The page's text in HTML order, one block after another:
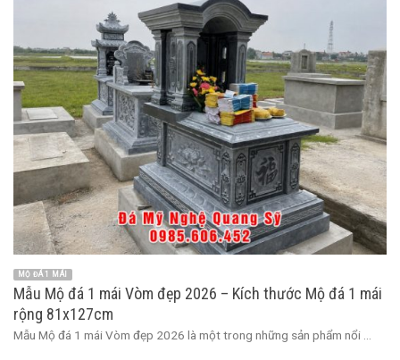
MỘ ĐÁ 1 MÁI
Mẫu Mộ đá 1 mái Vòm đẹp 2026 – Kích thước Mộ đá 1 mái
rộng 81x127cm
Mẫu Mộ đá 1 mái Vòm đẹp 2026 là một trong những sản phẩm nổi ...